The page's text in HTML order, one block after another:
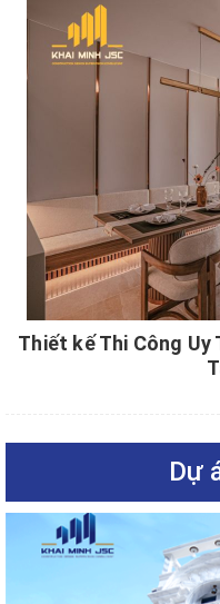
Thiết kế Thi Công Uy
Dự